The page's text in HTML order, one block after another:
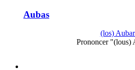
Aubas
(los)
Prononcer "(lous)